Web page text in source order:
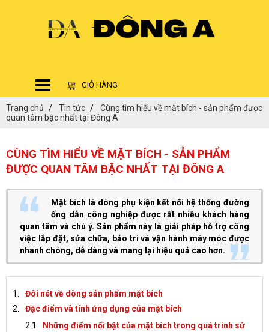
GIỎ HÀNG
Trang chủ Tin tức
Cùng tìm hiểu về mặt bích - sản phẩm được
quan tâm bậc nhất tại Đông A
CÙNG TÌM HIỂU VỀ MẶT BÍCH - SẢN PHẨM
ĐƯỢC QUAN TÂM BẬC NHẤT TẠI ĐÔNG A
Mặt bích là dòng phụ kiện kết nối hệ thống đường
ống dẫn công nghiệp được rất nhiều khách hàng
quan tâm và chú ý. Sản phẩm này là giải pháp hỗ trợ công
việc lắp đặt, sửa chữa, bảo trì và vận hành máy móc được
nhanh chóng, dễ dàng và mang lại hiệu quả cao hơn.
Đôi nét về dòng sản phẩm mặt bích
Đặc điểm và tính ứng dụng của mặt bích
Những điểm nổi bật của mặt bích trong quá trình sử